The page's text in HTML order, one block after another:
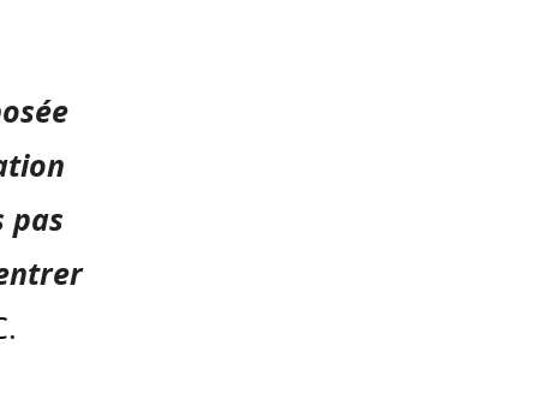
pas
.